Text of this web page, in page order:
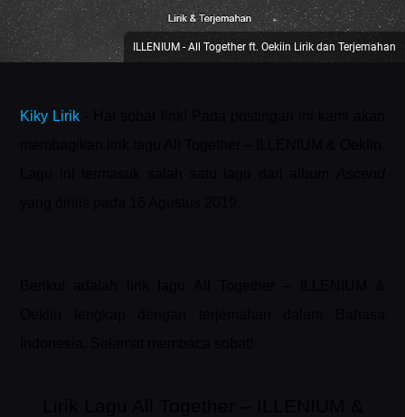
ILLENIUM - All Together ft. Oekiin Lirik dan Terjemahan
Kiky Lirik